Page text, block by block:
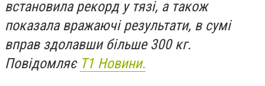
встановила рекорд у тязі, а також
показала вражаючі результати, в сумі
вправ здолавши більше 300 кг.
Повідомляє Т1 Новини.